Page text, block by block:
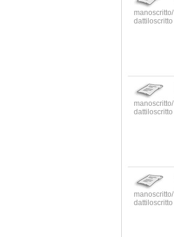
manoscritto/
dattiloscritto
manoscritto/
dattiloscritto
manoscritto/
dattiloscritto